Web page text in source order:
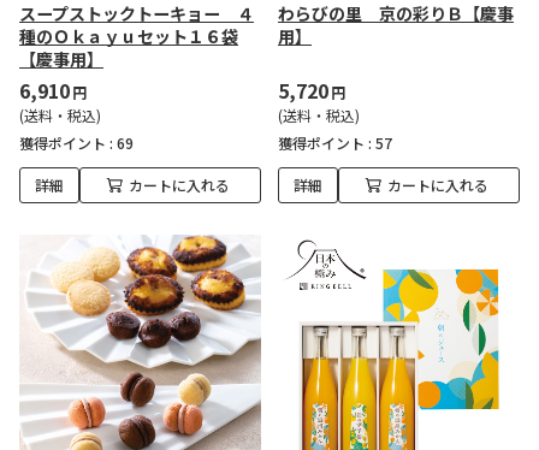
スープストックトーキョー ４
種のＯｋａｙｕセット１６袋
【慶事用】
6,910円
(送料・税込)
獲得ポイント : 69
詳細 カートに入れる
わらびの里 京の彩りＢ【慶事
用】
5,720円
(送料・税込)
獲得ポイント : 57
詳細 カートに入れる